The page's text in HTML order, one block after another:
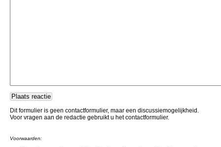
Dit formulier is geen contactformulier, maar een discussiemogelijkheid.
Voor vragen aan de redactie gebruikt u het contactformulier.
Voorwaarden: